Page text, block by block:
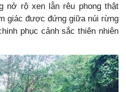
nở rộ xen lẫn rêu phong thật
giác được đứng giữa núi rừng
phục cảnh sắc thiên nhiên